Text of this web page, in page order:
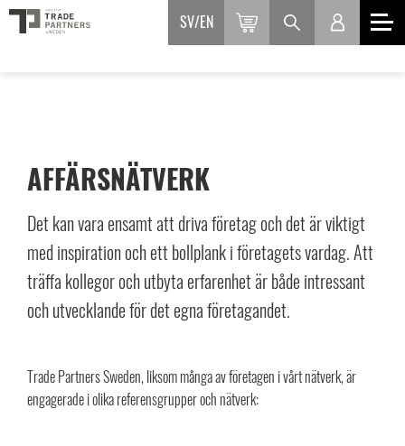
SV EN
AFFÄRSNÄTVERK
Det kan vara ensamt att driva företag och det är viktigt
med inspiration och ett bollplank i företagets vardag. Att
träffa kollegor och utbyta erfarenhet är både intressant
och utvecklande för det egna företagandet.
Trade Partners Sweden, liksom många av företagen i vårt nätverk, är
engagerade i olika referensgrupper och nätverk: